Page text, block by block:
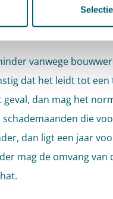
u met
vanwege
dat het leidt tot
geval, dan mag het
die
dan ligt een jaar
mag de omvang